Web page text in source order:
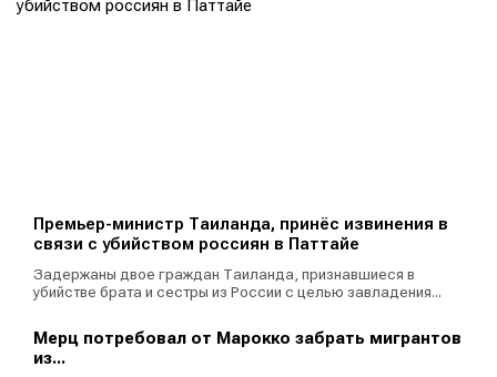
Премьер-министр Таиланда, принёс извинения в
связи с убийством россиян в Паттайе
Задержаны двое граждан Таиланда, признавшиеся в
убийстве брата и сестры из России с целью завладения...
Мерц потребовал от Марокко забрать мигрантов
из...